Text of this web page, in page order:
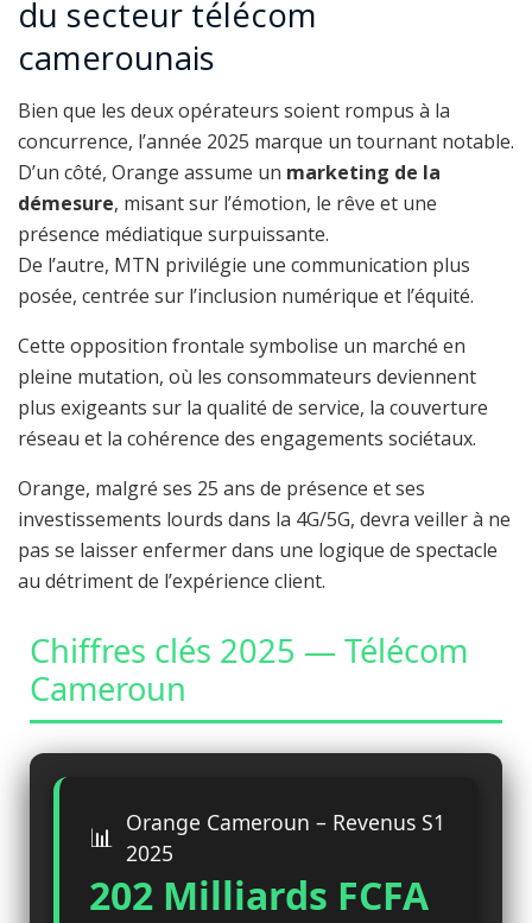
du secteur télécom
camerounais
Bien que les deux opérateurs soient rompus à la
concurrence, l’année 2025 marque un tournant notable.
D’un côté, Orange assume un marketing de la
démesure, misant sur l’émotion, le rêve et une
présence médiatique surpuissante.
De l’autre, MTN privilégie une communication plus
posée, centrée sur l’inclusion numérique et l’équité.
Cette opposition frontale symbolise un marché en
pleine mutation, où les consommateurs deviennent
plus exigeants sur la qualité de service, la couverture
réseau et la cohérence des engagements sociétaux.
Orange, malgré ses 25 ans de présence et ses
investissements lourds dans la 4G/5G, devra veiller à ne
pas se laisser enfermer dans une logique de spectacle
au détriment de l’expérience client.
Chiffres clés 2025 — Télécom
Cameroun
Orange Cameroun – Revenus S1
2025
202 Milliards FCFA